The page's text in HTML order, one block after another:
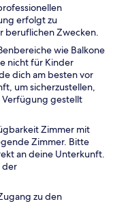
erfolgt zu
beruflichen Zwecken.
wie Balkone
nicht für Kinder
dich am besten vor
um sicherzustellen,
Verfügung gestellt
Zimmer mit
Zimmer. Bitte
an deine Unterkunft.
der
zu den